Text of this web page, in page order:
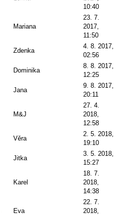
10:40
Mariana
23. 7.
2017,
11:50
Zdenka
4. 8. 2017,
02:56
Dominika
8. 8. 2017,
12:25
Jana
9. 8. 2017,
20:11
M&J
27. 4.
2018,
12:58
Věra
2. 5. 2018,
19:10
Jitka
3. 5. 2018,
15:27
Karel
18. 7.
2018,
14:38
Eva
22. 7.
2018,